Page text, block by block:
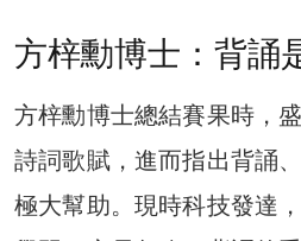
方梓勳博士：背誦
方梓勳博士總結賽果時，
詩詞歌賦，進而指出背誦
極大幫助。現時科技發達